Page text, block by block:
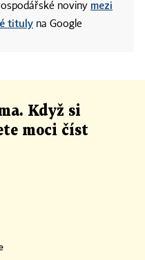
noviny mezi
tituly na Google
Když si
moci číst